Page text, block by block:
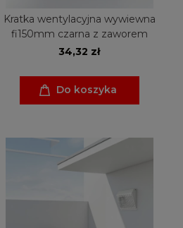
Kratka wentylacyjna wywiewna
fi150mm czarna z zaworem
34,32 zł
Do koszyka